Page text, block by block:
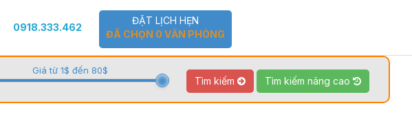
0918.333.462
ĐẶT LỊCH HẸN
ĐÃ CHỌN 0 VĂN PHÒNG
Giá từ 1$ đến 80$
Tìm kiếm Tìm kiếm nâng cao